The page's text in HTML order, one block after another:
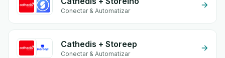
Conectar & Automatizar
Cathedis + Storeep
Conectar & Automatizar